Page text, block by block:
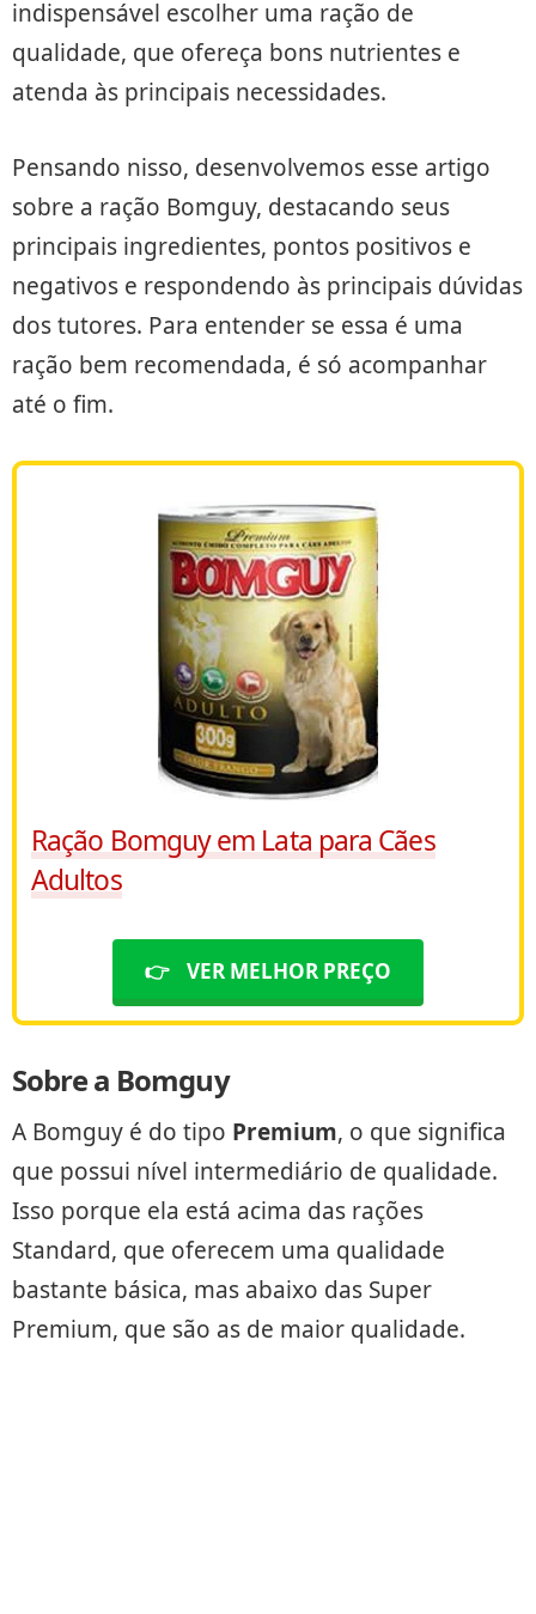
indispensável escolher uma ração de
qualidade, que ofereça bons nutrientes e
atenda às principais necessidades.
Pensando nisso, desenvolvemos esse artigo
sobre a ração Bomguy, destacando seus
principais ingredientes, pontos positivos e
negativos e respondendo às principais dúvidas
dos tutores. Para entender se essa é uma
ração bem recomendada, é só acompanhar
até o fim.
Ração Bomguy em Lata para Cães
Adultos
👉 VER MELHOR PREÇO
Sobre a Bomguy
A Bomguy é do tipo Premium, o que significa
que possui nível intermediário de qualidade.
Isso porque ela está acima das rações
Standard, que oferecem uma qualidade
bastante básica, mas abaixo das Super
Premium, que são as de maior qualidade.